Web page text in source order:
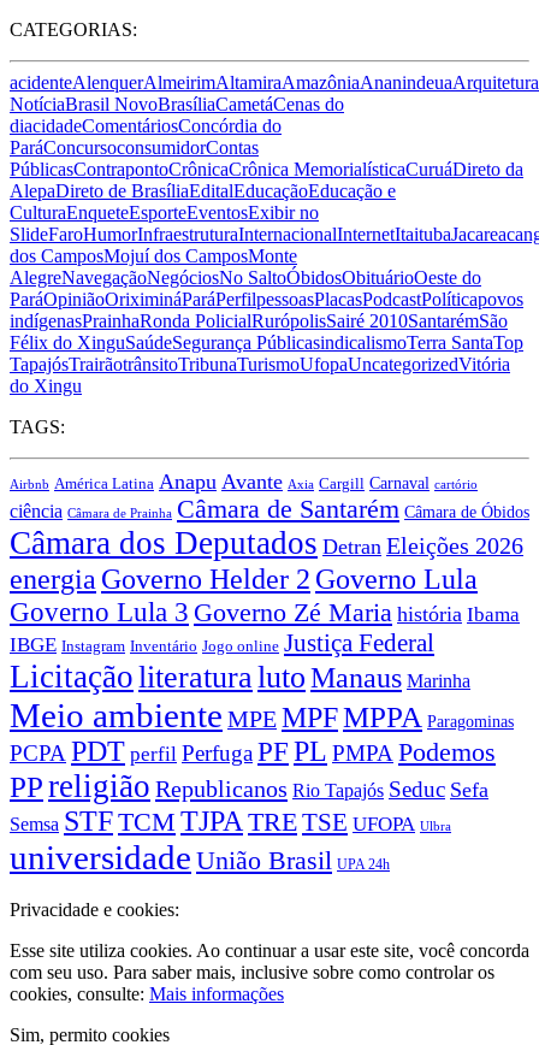
CATEGORIAS:
acidenteAlenquerAlmeirimAltamiraAmazôniaAnanindeuaArquitetura
NotíciaBrasil NovoBrasíliaCametáCenas do
diacidadeComentáriosConcórdia do
ParáConcursoconsumidorContas
PúblicasContrapontoCrônicaCrônica MemorialísticaCuruáDireto da
AlepaDireto de BrasíliaEditalEducaçãoEducação e
CulturaEnqueteEsporteEventosExibir no
SlideFaroHumorInfraestruturaInternacionalInternetItaituba
dos CamposMojuí dos CamposMonte
AlegreNavegaçãoNegóciosNo SaltoÓbidosObituárioOeste do
ParáOpiniãoOriximináParáPerfilpessoasPlacasPodcastPolíticapovos
indígenasPrainhaRonda PolicialRurópolisSairé 2010SantarémSão
Félix do XinguSaúdeSegurança PúblicasindicalismoTerra SantaTop
TapajósTrairãotrânsitoTribunaTurismoUfopaUncategorizedVitória
do Xingu
TAGS:
Airbnb América Latina Anapu Avante Axia Cargill Carnaval cartório
ciência Câmara de Prainha Câmara de Santarém Câmara de Óbidos
Câmara dos Deputados Detran Eleições 2026
energia Governo Helder 2 Governo Lula
Governo Lula 3 Governo Zé Maria história Ibama
IBGE Instagram Inventário Jogo online Justiça Federal
LicitaçãoliteraturalutoManaus Marinha
Meio ambiente MPEMPFMPPA Paragominas
PCPA PDT perfil PerfugaPFPL PMPA Podemos
PPreligião Republicanos Rio Tapajós Seduc Sefa
Semsa STFTCM TJPA TRETSE UFOPA Ulbra
universidade União Brasil UPA 24h
Privacidade e cookies:
Esse site utiliza cookies. Ao continuar a usar este site, você concorda
com seu uso. Para saber mais, inclusive sobre como controlar os
cookies, consulte: Mais informações
Sim, permito cookies